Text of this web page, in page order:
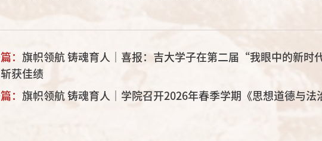
：旗帜领航 铸魂育人｜喜报：吉大学子在第二届“我眼中的新
获佳绩
：旗帜领航 铸魂育人｜学院召开2026年春季学期《思想道德与法